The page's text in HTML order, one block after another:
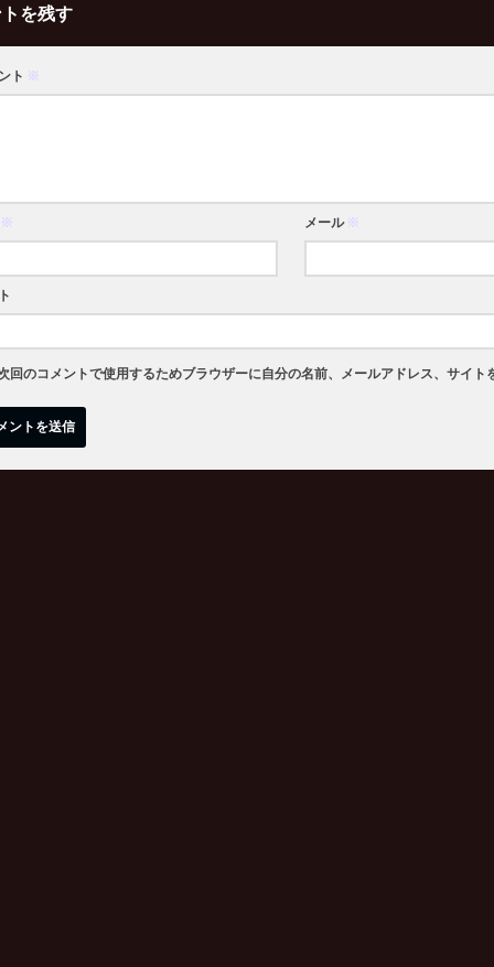
を残す
ト ※
※ メール ※
回のコメントで使用するためブラウザーに自分の名前、メールアドレス、サイト